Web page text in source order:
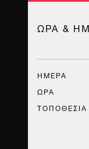
ΩΡΑ &
ΗΜΈΡΑ
ΏΡΑ
ΤΟΠΟΘΕΣΊΑ